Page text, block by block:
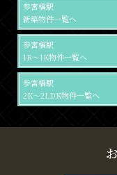
参宮橋駅
新築物件一覧へ
参宮橋駅
1R～1K物件一覧へ
参宮橋駅
2K～2LDK物件一覧へ